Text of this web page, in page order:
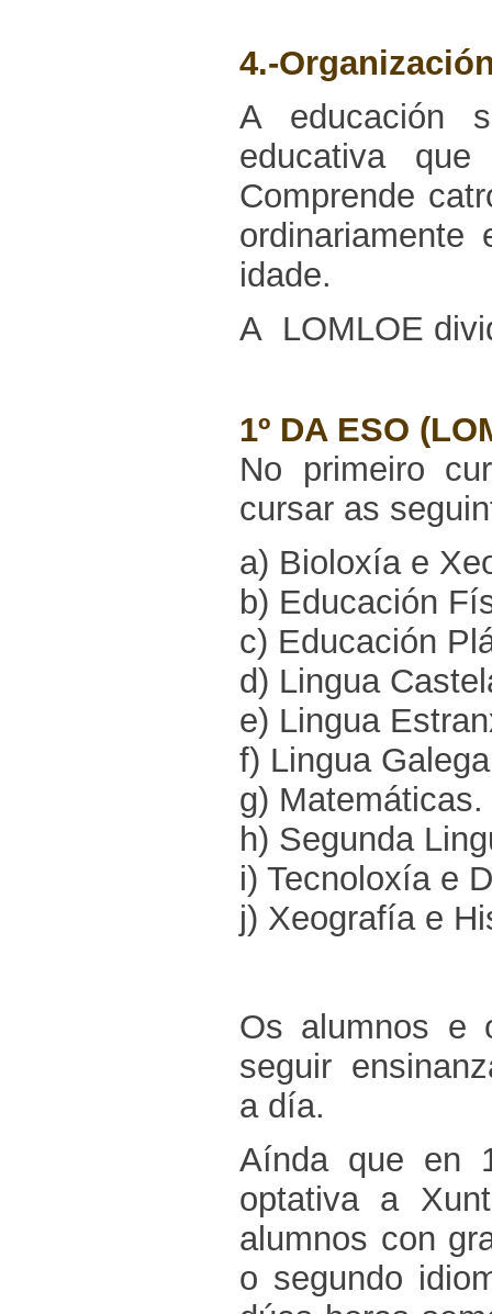
4.-
A educación
educativa
Comprende
idade.
A LOMLOE
1º DA ESO
No primeiro
cursar as
a) Bioloxía e
b) Educación
c) Educación
d) Lingua
e) Lingua
f) Lingua
g) Matemáticas.
h) Segunda
i) Tecnoloxía e
j) Xeografía e
Os alumnos e
seguir
a día.
Aínda que en
optativa a
alumnos con
o segundo